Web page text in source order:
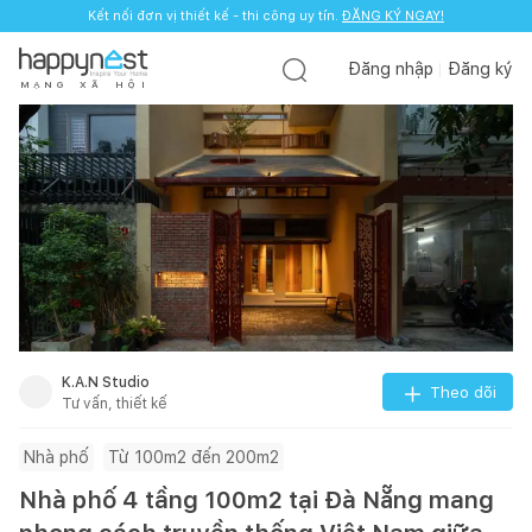
Kết nối đơn vị thiết kế - thi công uy tín. ĐĂNG KÝ NGAY!
M Ạ N G X Ã H Ộ I
Đăng nhập Đăng ký
K.A.N Studio
Tư vấn, thiết kế
Theo dõi
Nhà phố Từ 100m2 đến 200m2
Nhà phố 4 tầng 100m2 tại Đà Nẵng mang